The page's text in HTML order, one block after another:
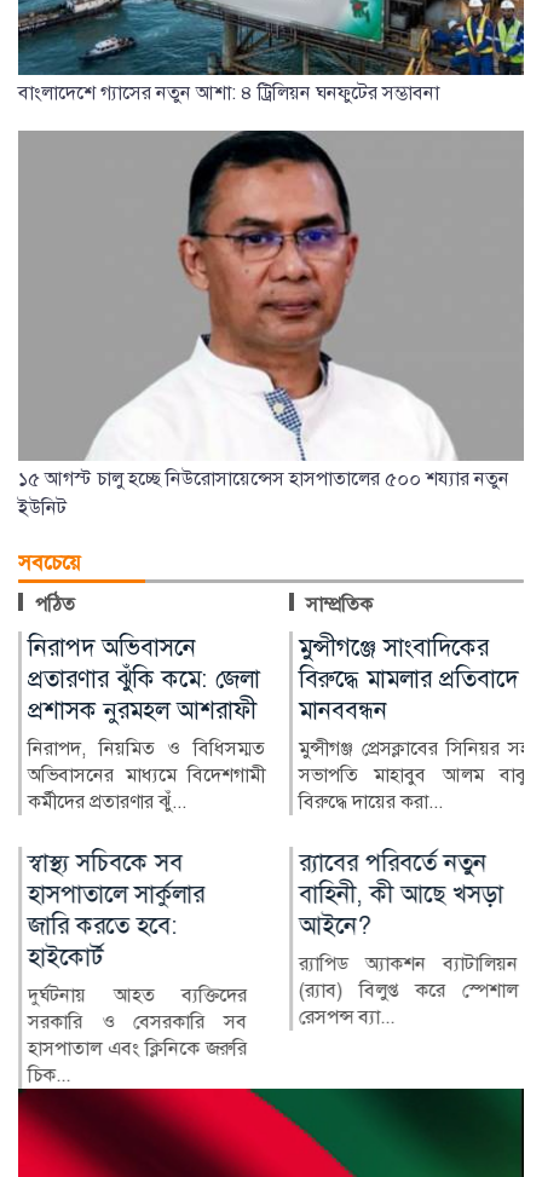
বাংলাদেশে গ্যাসের নতুন আশা: ৪ ট্রিলিয়ন ঘনফুটের সম্ভাবনা
১৫ আগস্ট চালু হচ্ছে নিউরোসায়েন্সেস হাসপাতালের ৫০০ শয্যার নতুন
ইউনিট
সবচেয়ে
পঠিত সাম্প্রতিক
ঝুঁকি কমে: জেলা
নুরমহল আশরাফী
ও বিধিসম্মত
মাধ্যমে বিদেশগামী
ঝুঁ...
মুন্সীগঞ্জে সাংবাদিকের
বিরুদ্ধে মামলার প্রতিবাদে
মানববন্ধন
মুন্সীগঞ্জ প্রেসক্লাবের সিনিয়র সহ-
সভাপতি মাহাবুব আলম বাবুর
বিরুদ্ধে দায়ের করা...
সচিবকে সব
সার্কুলার
করতে হবে:
আহত ব্যক্তিদের
ও বেসরকারি সব
এবং ক্লিনিকে জরুরি
র‍্যাবের পরিবর্তে নতুন
বাহিনী, কী আছে খসড়া
আইনে?
র‍্যাপিড অ্যাকশন ব্যাটালিয়ন
(র‍্যাব) বিলুপ্ত করে স্পেশাল
রেসপন্স ব্যা...